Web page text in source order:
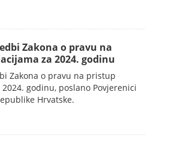
Zakona o pravu na
za 2024. godinu
Zakona o pravu na pristup
godinu, poslano Povjerenici
Hrvatske.